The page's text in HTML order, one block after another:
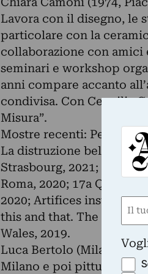
Lavora con il disegno, le
particolare con la
collaborazione con
seminari e workshop
anni compare accanto
condivisa. Con Cencilia
Misura”.
Mostre recenti: Persones
La distruzione bella,
Strasbourg, 2021; Deux
Roma, 2020; 17a
2020; Artifices instables,
this and that. The self
Wales, 2019.
Luca Bertolo (Milano
Milano e poi pittura
Nome